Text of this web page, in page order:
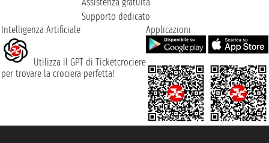
Supporto dedicato
Intelligenza Artificiale
Utilizza il GPT di Ticketcrociere
per trovare la crociera perfetta!
Applicazioni